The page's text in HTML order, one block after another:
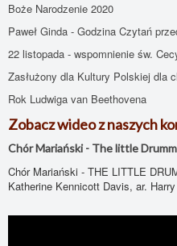
Boże Narodzenie 2020
Paweł Ginda - Godzina Czytań
22 listopada - wspomnienie św.
Zasłużony dla Kultury Polskiej dla
Rok Ludwiga van Beethovena
Zobacz wideo z naszych
Chór Mariański - The little
Chór Mariański - THE LITTLE
Katherine Kennicott Davis, ar.